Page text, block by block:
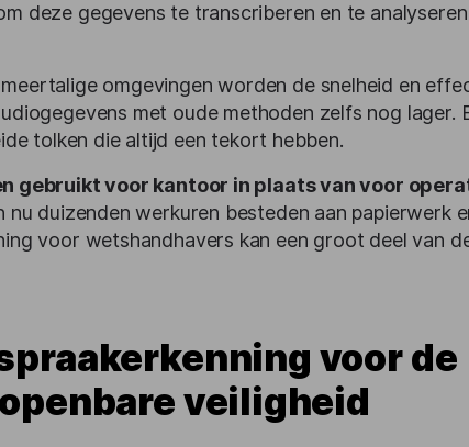
deze gegevens te transcriberen en te
meertalige omgevingen worden de snelheid en
met oude methoden zelfs nog lager.
tolken die altijd een tekort hebben.
gebruikt voor kantoor in plaats van voor
nu duizenden werkuren besteden aan papierwerk
voor wetshandhavers kan een groot deel van
voor de
veiligheid